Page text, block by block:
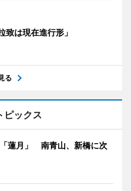
致は現在進行形」
る
ピックス
蓮月」 南青山、新橋に次